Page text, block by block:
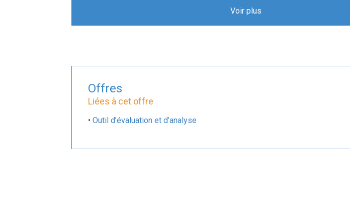
CLEARSY livre des bancs de tests à la société Italienne ECM – Progress...
•Le simulateur ETCS de CLEARSY est opérationnel en Allemagne
• La version 4 des spécifications ETCS vient de paraître
Voir plus
Offres
Liées à cet offre
• Outil d’évaluation et d’analyse